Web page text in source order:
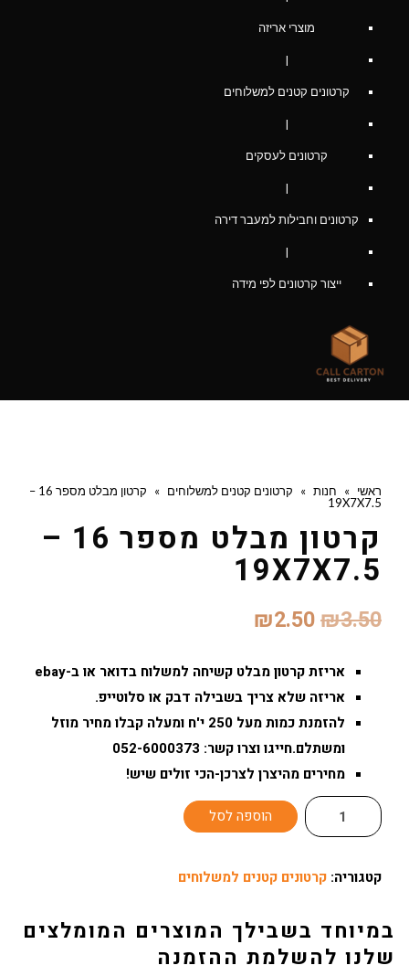
מוצרי אריזה
|
קרטונים קטנים למשלוחים
|
קרטונים לעסקים
|
קרטונים וחבילות למעבר דירה
|
ייצור קרטונים לפי מידה
ראשי » חנות » קרטונים קטנים למשלוחים »
קרטון מבלט מספר 16 –
19X7X7.5
קרטון מבלט מספר 16 –
19X7X7.5
₪3.50
המחיר
המקורי
היה:
₪3.50.
₪2.50
הנוכחי
הוא:
₪2.50.
אריזת קרטון מבלט קשיחה למשלוח בדואר או ב-ebay
אריזה שלא צריך בשבילה דבק או סלוטייפ.
להזמנת כמות מעל 250 י'ח ומעלה קבלו מחיר מוזל
ומשתלם.חייגו וצרו קשר: 052-6000373
מחירים מהיצרן לצרכן-הכי זולים שיש!
כמות
של
מבלט
16
-
הוספה לסל
קטגוריה: קרטונים קטנים למשלוחים
במיוחד בשבילך המוצרים המומלצים
שלנו להשלמת ההזמנה